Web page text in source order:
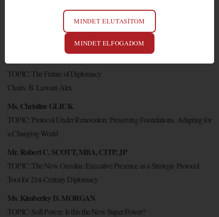
Ode to Protocol video
OPENING MESSAGE: Ms. Edit RÁNKY
TOPIC: Women in Diplomacy: Dedication and Passion
TOPIC: The Future of Diplomacy
Chairs: B. Lawani Alex
Ms. Christine GLICK
TOPIC: Protocol Under Renovation: Preserving Foundations, Adapting for
a Changing World
Mr. Robert C. SCOTT, MBA, CITP, JP
TOPIC: The New Gravitas: Executive Presence as a Strategic Protocol
Tool for 21st-Century Diplomacy
Ms. Kimberley D. MORGAN
TOPIC: Soft Power: Is this the New Super Power?
MINDET ELUTASÍTOM
MINDET ELFOGADOM